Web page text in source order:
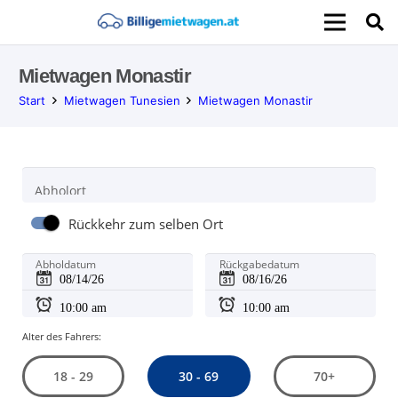
Mietwagen Monastir
Start Mietwagen Tunesien Mietwagen Monastir
Abholort
Rückkehr zum selben Ort
Abholdatum Rückgabedatum
Alter des Fahrers:
18 - 29 30 - 69 70+